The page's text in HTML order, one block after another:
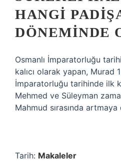
HANGI
DÖNEMINDE
Osmanlı İmparatorluğu
kalıcı olarak yapan, Murad
İmparatorluğu tarihinde ilk
Mehmed ve Süleyman
Mahmud sırasında
Tarih: Makaleler